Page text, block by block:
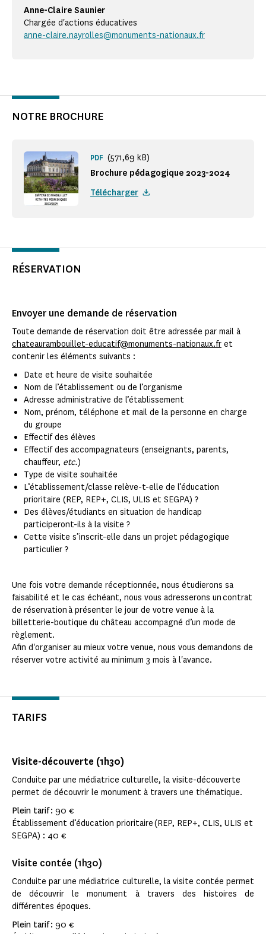
Anne-Claire Saunier
Chargée d'actions éducatives
anne-claire.nayrolles@monuments-nationaux.fr
NOTRE BROCHURE
Brochure pédagogique 2023-2024
PDF (571,69 kB)
Télécharger
RÉSERVATION
Envoyer une demande de réservation
Toute demande de réservation doit être adressée par mail à
chateaurambouillet-educatif@monuments-nationaux.fr et
contenir les éléments suivants :
Date et heure de visite souhaitée
Nom de l’établissement ou de l’organisme
Adresse administrative de l’établissement
Nom, prénom, téléphone et mail de la personne en charge
du groupe
Effectif des élèves
Effectif des accompagnateurs (enseignants, parents,
chauffeur, etc.)
Type de visite souhaitée
L’établissement/classe relève-t-elle de l’éducation
prioritaire (REP, REP+, CLIS, ULIS et SEGPA) ?
Des élèves/étudiants en situation de handicap
participeront-ils à la visite ?
Cette visite s’inscrit-elle dans un projet pédagogique
particulier ?
Une fois votre demande réceptionnée, nous étudierons sa
faisabilité et le cas échéant, nous vous adresserons un contrat
de réservation à présenter le jour de votre venue à la
billetterie-boutique du château accompagné d’un mode de
règlement.
Afin d'organiser au mieux votre venue, nous vous demandons de
réserver votre activité au minimum 3 mois à l'avance.
TARIFS
Visite-découverte (1h30)
Conduite par une médiatrice culturelle, la visite-découverte
permet de découvrir le monument à travers une thématique.
Plein tarif : 90 €
Établissement d’éducation prioritaire (REP, REP+, CLIS, ULIS et
SEGPA) : 40 €
Visite contée (1h30)
Conduite par une médiatrice culturelle, la visite contée permet
de découvrir le monument à travers des histoires de
différentes époques.
Plein tarif : 90 €